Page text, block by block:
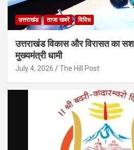
उत्तराखंड ताजा खबरें विविध
उत्तराखंड विकास और विरासत का
मुख्यमंत्री धामी
July 4, 2026 The Hill Post